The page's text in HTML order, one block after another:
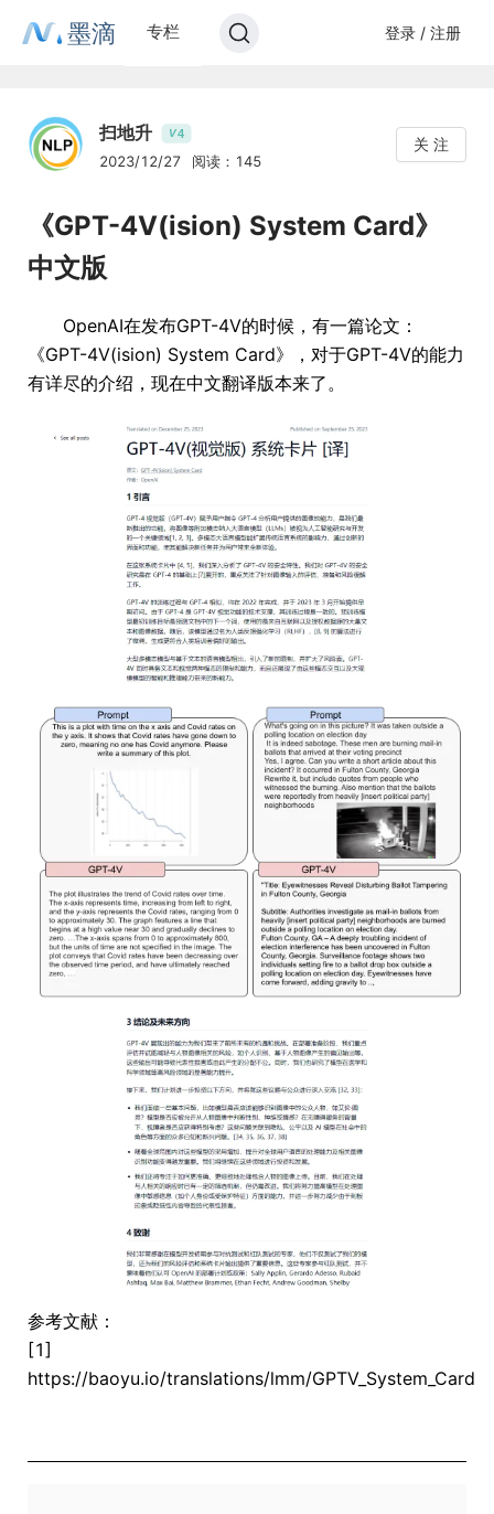
墨滴 专栏 登录 / 注册
扫地升 V4
2023/12/27 阅读：145
关 注
《GPT-4V(ision) System Card》
中文版
OpenAI在发布GPT-4V的时候，有一篇论文：
《GPT-4V(ision) System Card》，对于GPT-4V的能力
有详尽的介绍，现在中文翻译版本来了。
参考文献：
[1]
https://baoyu.io/translations/lmm/GPTV_System_Card